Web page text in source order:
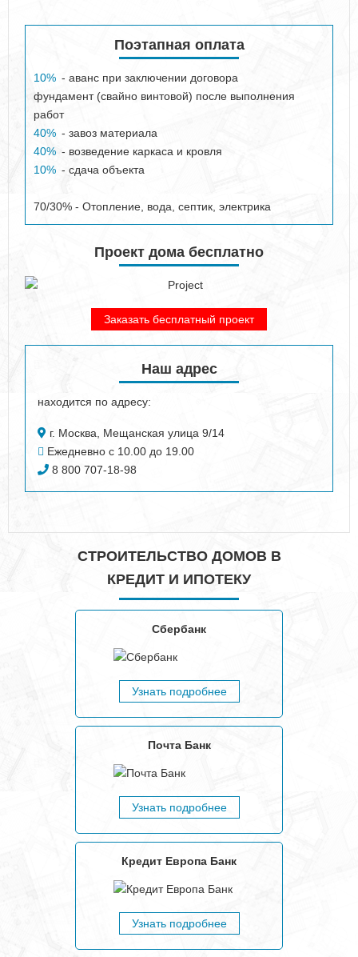
Поэтапная оплата
10% - аванс при заключении договора
фундамент (свайно винтовой) после выполнения
работ
40% - завоз материала
40% - возведение каркаса и кровля
10% - сдача объекта
70/30% - Отопление, вода, септик, электрика
Проект дома бесплатно
Заказать бесплатный проект
Наш адрес
находится по адресу:
г. Москва, Мещанская улица 9/14
Ежедневно с 10.00 до 19.00
8 800 707-18-98
СТРОИТЕЛЬСТВО ДОМОВ В
КРЕДИТ И ИПОТЕКУ
Сбербанк
Узнать подробнее
Почта Банк
Узнать подробнее
Кредит Европа Банк
Узнать подробнее